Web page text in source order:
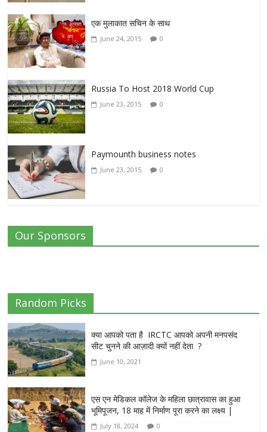
एक मुलाकात सचिन के साथ
June 24, 2015 0
Russia To Host 2018 World Cup
June 23, 2015 0
Paymounth business notes
June 23, 2015 0
Our Sponsors
Random Picks
क्या आपको पता है IRCTC आपको अपनी मनपसंद
सीट चुनने की आज़ादी क्यों नहीं देता ?
June 10, 2021
एस एन मेडिकल कॉलेज के महिला छात्रावास का हुआ
भूमिपूजन, 18 माह में निर्माण पूरा करने का लक्ष्य |
July 18, 2024 0